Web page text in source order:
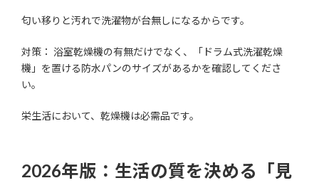
匂い移りと汚れで洗濯物が台無しになるからです。
対策： 浴室乾燥機の有無だけでなく、「ドラム式洗濯乾燥
機」を置ける防水パンのサイズがあるかを確認してくださ
い。
栄生活において、乾燥機は必需品です。
2026年版：生活の質を決める「見